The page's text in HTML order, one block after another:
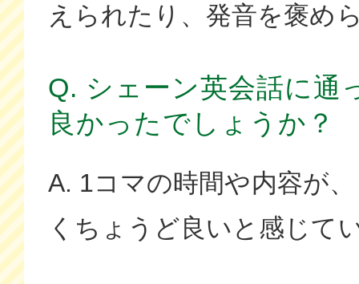
えられたり、発音を褒め
Q. シェーン英会話に通
良かったでしょうか？
A. 1コマの時間や内容が
くちょうど良いと感じて